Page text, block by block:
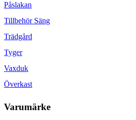
Påslakan
Tillbehör Säng
Trädgård
Tyger
Vaxduk
Överkast
Varumärke